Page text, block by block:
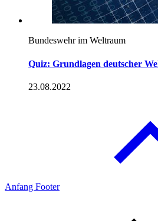
Bundeswehr im Weltraum
Quiz: Grundlagen deutscher
23.08.2022
Anfang Footer